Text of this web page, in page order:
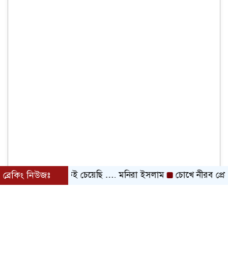
ব্রেকিং নিউজঃ
তোমাকেই চেয়েছি …. মনিরা ইসলাম চোখে নীরব প্রেম-